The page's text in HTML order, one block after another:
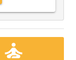
self_improvement